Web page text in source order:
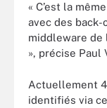
« C’est la
avec des
middleware de
», précise Paul
Actuellement
identifiés via